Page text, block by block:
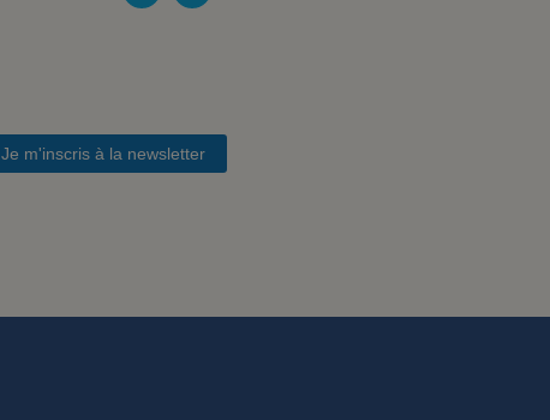
Je m'inscris à la newsletter